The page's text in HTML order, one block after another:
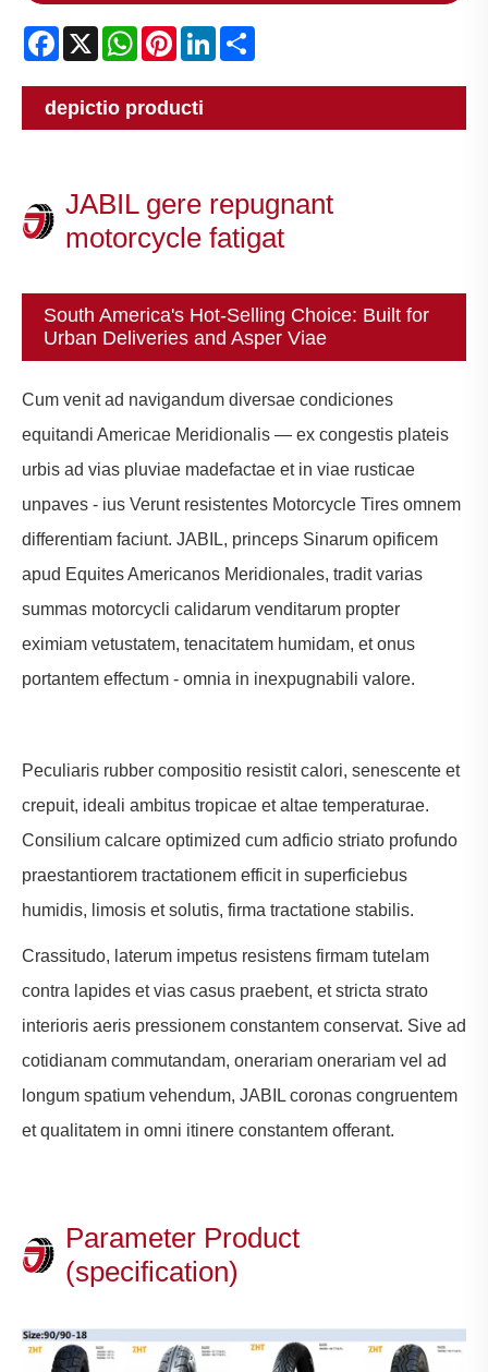
Facebook
X WhatsApp
PinterestLinkedIn
depictio producti
JABIL gere repugnant
motorcycle fatigat
South America's Hot-Selling Choice: Built for
Urban Deliveries and Asper Viae
Cum venit ad navigandum diversae condiciones
equitandi Americae Meridionalis — ex congestis plateis
urbis ad vias pluviae madefactae et in viae rusticae
unpaves - ius Verunt resistentes Motorcycle Tires omnem
differentiam faciunt. JABIL, princeps Sinarum opificem
apud Equites Americanos Meridionales, tradit varias
summas motorcycli calidarum venditarum propter
eximiam vetustatem, tenacitatem humidam, et onus
portantem effectum - omnia in inexpugnabili valore.
Peculiaris rubber compositio resistit calori, senescente et
crepuit, ideali ambitus tropicae et altae temperaturae.
Consilium calcare optimized cum adficio striato profundo
praestantiorem tractationem efficit in superficiebus
humidis, limosis et solutis, firma tractatione stabilis.
Crassitudo, laterum impetus resistens firmam tutelam
contra lapides et vias casus praebent, et stricta strato
interioris aeris pressionem constantem conservat. Sive ad
cotidianam commutandam, onerariam onerariam vel ad
longum spatium vehendum, JABIL coronas congruentem
et qualitatem in omni itinere constantem offerant.
Parameter Product
(specification)